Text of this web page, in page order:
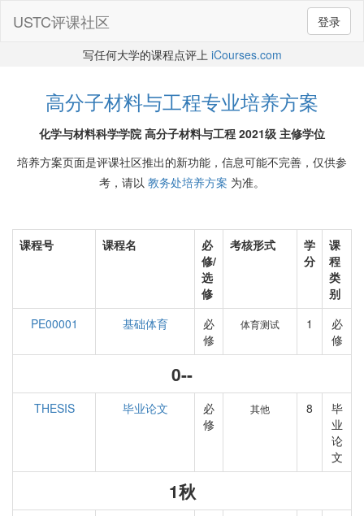
登录
USTC评课社区
写任何大学的课程点评上 iCourses.com
高分子材料与工程专业培养方案
化学与材料科学学院 高分子材料与工程 2021级 主修学位
培养方案页面是评课社区推出的新功能，信息可能不完善，仅供参
考，请以 教务处培养方案 为准。
课程号 课程名
必
修/
选
修
考核形式
学
分
课
程
类
别
PE00001
基础体育
必
修
体育测试 1
必
修
0--
THESIS 毕业论文
必
修
其他 8
毕
业
论
文
1秋